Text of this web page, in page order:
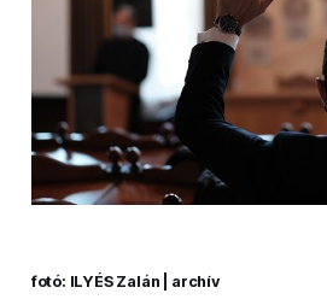
fotó: ILYÉS Zalán | archív